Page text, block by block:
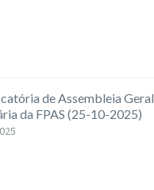
de Assembleia Geral
da FPAS (25-10-2025)